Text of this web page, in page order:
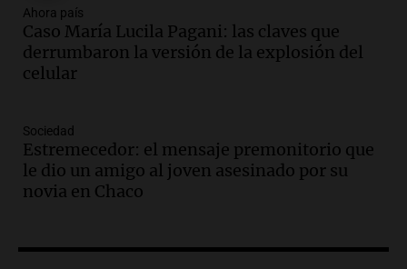
gran expo, con concurso de panificados
y actividades destacadas
Panorama Federal
Episodios
violó libertad condicional al ir al
Mundial de Atlanta
Panorama Federal
Episodios
programa de movilidad sustentable
Ahora país
Caso María Lucila Pagani: las claves que
derrumbaron la versión de la explosión del
celular
Sociedad
Estremecedor: el mensaje premonitorio que
le dio un amigo al joven asesinado por su
novia en Chaco